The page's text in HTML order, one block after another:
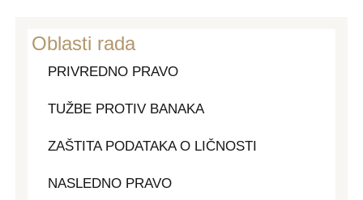
Oblasti rada
PRIVREDNO PRAVO
TUŽBE PROTIV BANAKA
ZAŠTITA PODATAKA O LIČNOSTI
NASLEDNO PRAVO